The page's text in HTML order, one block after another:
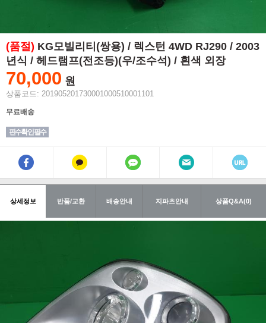
(품절) KG모빌리티(쌍용) / 렉스턴 4WD RJ290 / 2003
년식 / 헤드램프(전조등)(우/조수석) / 흰색 외장
70,000 원
상품코드: 201905201730001000510001101
무료배송
핀수확인 필수
상세정보 반품/교환 배송안내 지파츠안내 상품Q&A(0)